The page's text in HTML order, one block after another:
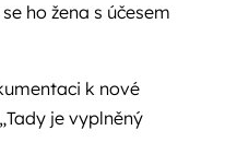
ho žena s účesem
k nové
je vyplněný